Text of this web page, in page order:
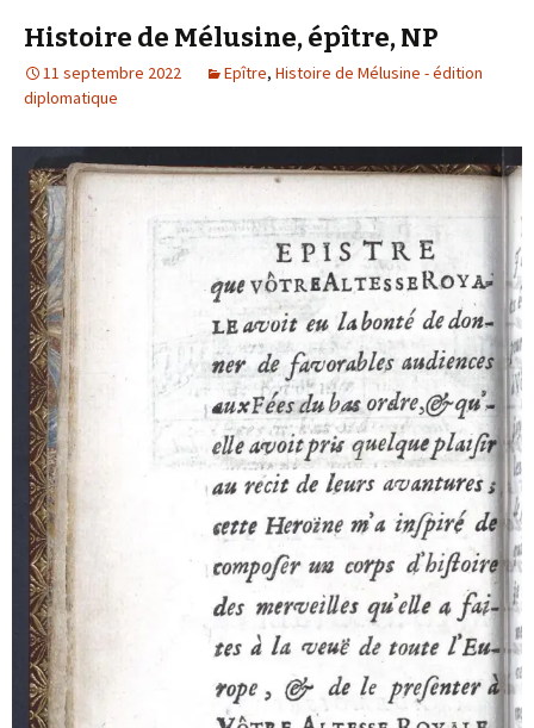
Histoire de Mélusine, épître, NP
11 septembre 2022 Epître, Histoire de Mélusine - édition
diplomatique